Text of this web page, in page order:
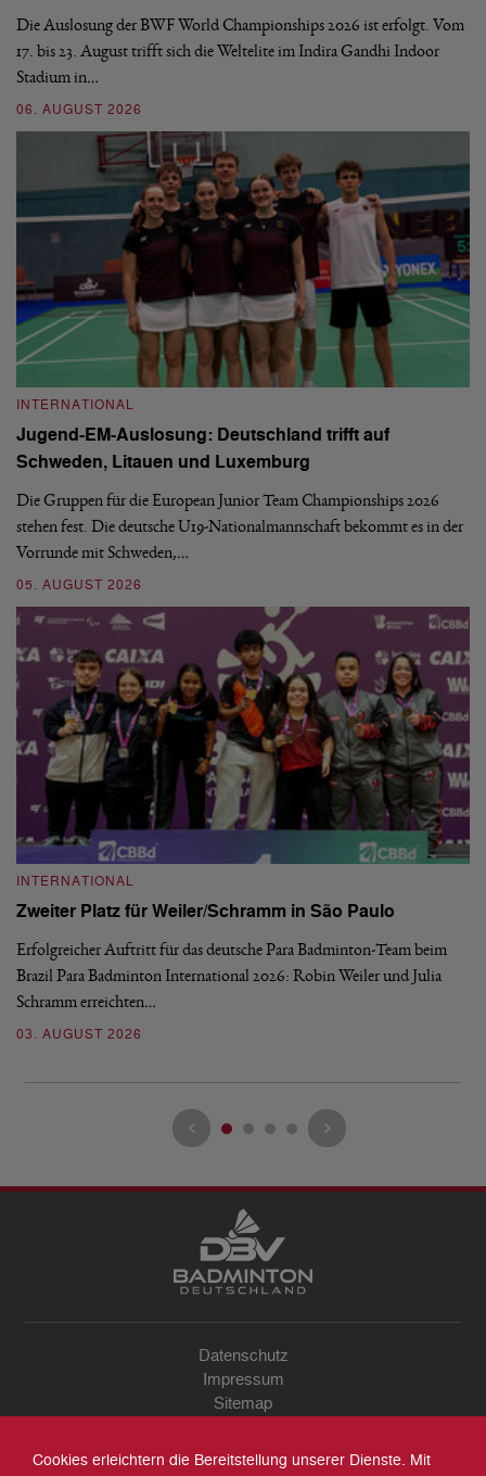
Die Auslosung der BWF World Championships 2026 ist erfolgt. Vom
17. bis 23. August trifft sich die Weltelite im Indira Gandhi Indoor
Stadium in…
06. AUGUST 2026
INTERNATIONAL
Jugend-EM-Auslosung: Deutschland trifft auf
Schweden, Litauen und Luxemburg
Die Gruppen für die European Junior Team Championships 2026
stehen fest. Die deutsche U19-Nationalmannschaft bekommt es in der
Vorrunde mit Schweden,…
05. AUGUST 2026
INTERNATIONAL
Zweiter Platz für Weiler/Schramm in São Paulo
Erfolgreicher Auftritt für das deutsche Para Badminton-Team beim
Brazil Para Badminton International 2026: Robin Weiler und Julia
Schramm erreichten…
03. AUGUST 2026
Datenschutz
Impressum
Sitemap
Archiv
Cookies erleichtern die Bereitstellung unserer Dienste. Mit